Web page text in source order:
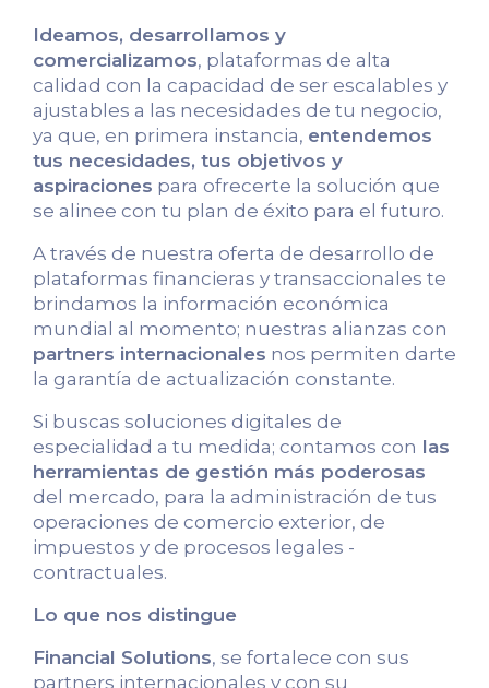
Ideamos, desarrollamos y
comercializamos, plataformas de alta
calidad con la capacidad de ser escalables y
ajustables a las necesidades de tu negocio,
ya que, en primera instancia, entendemos
tus necesidades, tus objetivos y
aspiraciones para ofrecerte la solución que
se alinee con tu plan de éxito para el futuro.
A través de nuestra oferta de desarrollo de
plataformas financieras y transaccionales te
brindamos la información económica
mundial al momento; nuestras alianzas con
partners internacionales nos permiten darte
la garantía de actualización constante.
Si buscas soluciones digitales de
especialidad a tu medida; contamos con las
herramientas de gestión más poderosas
del mercado, para la administración de tus
operaciones de comercio exterior, de
impuestos y de procesos legales -
contractuales.
Lo que nos distingue
Financial Solutions, se fortalece con sus
partners internacionales y con su